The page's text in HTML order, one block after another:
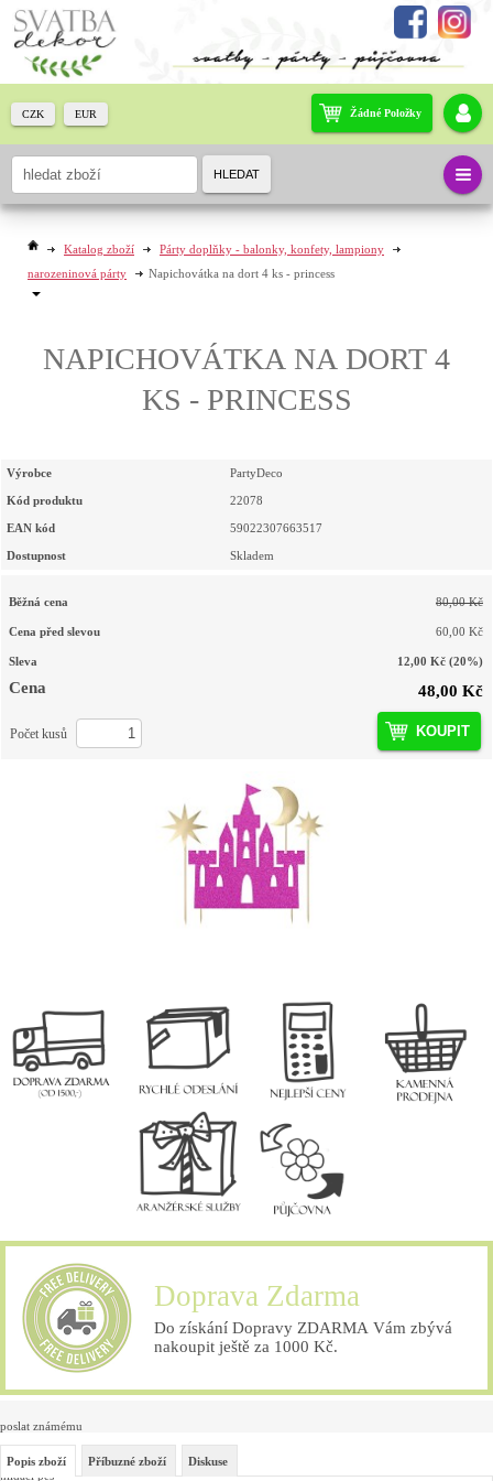
Katalog zboží
Párty doplňky - balonky, konfety, lampiony
narozeninová párty
Napichovátka na dort 4 ks - princess
NAPICHOVÁTKA NA DORT 4
KS - PRINCESS
Výrobce PartyDeco
Kód produktu 22078
EAN kód 59022307663517
Dostupnost Skladem
Běžná cena 80,00 Kč
Cena před slevou 60,00 Kč
Sleva 12,00 Kč (20%)
Cena 48,00 Kč
KOUPIT
Počet kusů
Doprava Zdarma
Do získání Dopravy ZDARMA Vám zbývá
nakoupit ještě za 1000 Kč.
poslat známému
hlídací pes
Popis zboží Příbuzné zboží Diskuse
Žádné Položky
CZK EUR
HLEDAT